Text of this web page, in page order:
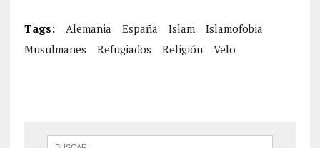
Tags: Alemania España Islam
Islamofobia
Musulmanes
Refugiados Religión Velo